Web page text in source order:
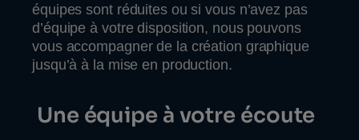
équipes sont réduites ou si vous n’avez pas
d’équipe à votre disposition, nous pouvons
vous accompagner de la création graphique
jusqu’à à la mise en production.
Une équipe à votre écoute